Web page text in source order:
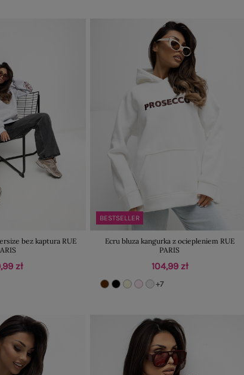
bez kaptura RUE
zł
BESTSELLER
Ecru bluza kangurka z ociepleniem RUE
PARIS
104,99 zł
+7